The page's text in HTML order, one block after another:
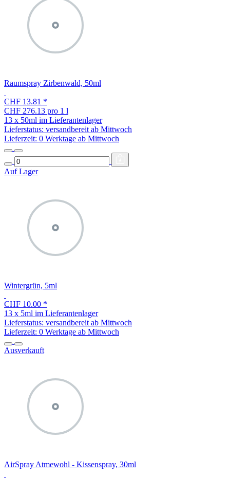
Raumspray Zirbenwald, 50ml
CHF 13.81 *
CHF 276.13 pro 1 l
13 x 50ml im Lieferantenlager
Lieferstatus: versandbereit ab Mittwoch
Lieferzeit: 0 Werktage ab Mittwoch
Auf Lager
Wintergrün, 5ml
CHF 10.00 *
13 x 5ml im Lieferantenlager
Lieferstatus: versandbereit ab Mittwoch
Lieferzeit: 0 Werktage ab Mittwoch
Ausverkauft
AirSpray Atmewohl - Kissenspray, 30ml